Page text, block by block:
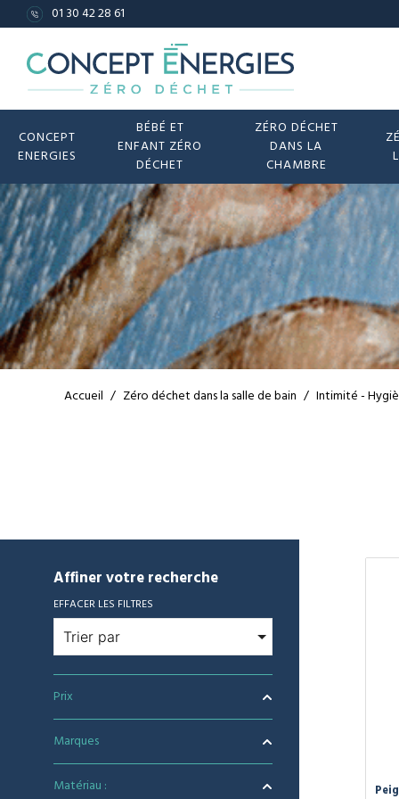
01 30 42 28 61
CONCEPT
ENERGIES
BÉBÉ ET
ENFANT ZÉRO
DÉCHET
ZÉRO DÉCHET
DANS LA
CHAMBRE
Accueil / Zéro déchet dans la salle de bain / Intimité -
Affiner votre recherche
EFFACER LES FILTRES
Prix
Marques
Matériau :